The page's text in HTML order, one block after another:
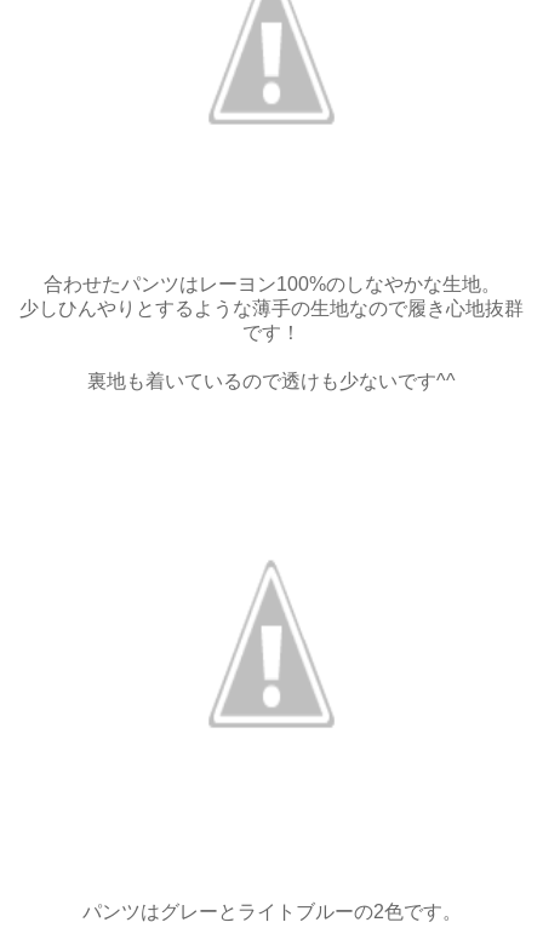
合わせたパンツはレーヨン100%のしなやかな生地。
少しひんやりとするような薄手の生地なので履き心地抜群
です！
裏地も着いているので透けも少ないです^^
パンツはグレーとライトブルーの2色です。